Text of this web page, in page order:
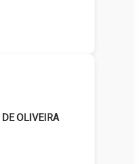
OLIVEIRA